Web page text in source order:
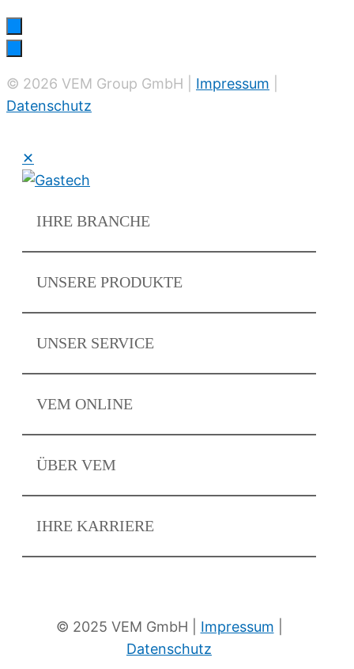
© 2026 VEM Group GmbH | Impressum
Datenschutz
✕
IHRE BRANCHE
UNSERE PRODUKTE
UNSER SERVICE
VEM ONLINE
ÜBER VEM
IHRE KARRIERE
© 2025 VEM GmbH | Impressum
Datenschutz